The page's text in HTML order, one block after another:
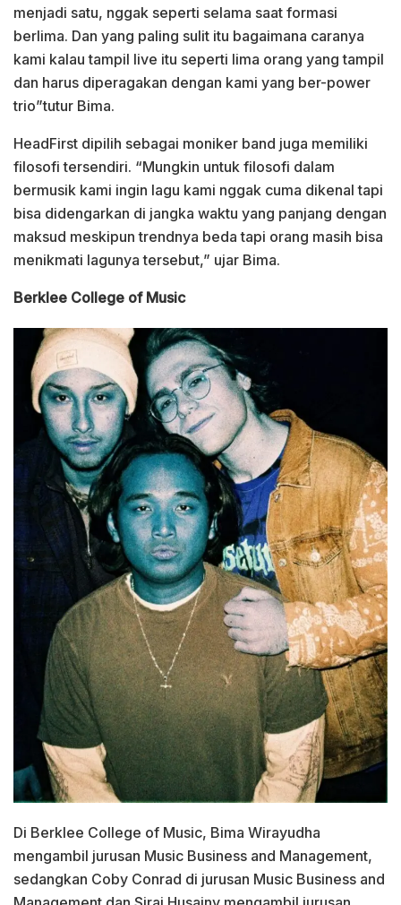
menjadi satu, nggak seperti selama saat formasi
berlima. Dan yang paling sulit itu bagaimana caranya
kami kalau tampil live itu seperti lima orang yang tampil
dan harus diperagakan dengan kami yang ber-power
trio”tutur Bima.
HeadFirst dipilih sebagai moniker band juga memiliki
filosofi tersendiri. “Mungkin untuk filosofi dalam
bermusik kami ingin lagu kami nggak cuma dikenal tapi
bisa didengarkan di jangka waktu yang panjang dengan
maksud meskipun trendnya beda tapi orang masih bisa
menikmati lagunya tersebut,” ujar Bima.
Berklee College of Music
Di Berklee College of Music, Bima Wirayudha
mengambil jurusan Music Business and Management,
sedangkan Coby Conrad di jurusan Music Business and